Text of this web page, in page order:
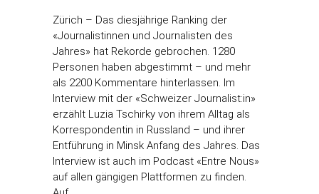
Zürich – Das diesjährige Ranking der
«Journalistinnen und Journalisten des
Jahres» hat Rekorde gebrochen. 1280
Personen haben abgestimmt – und mehr
als 2200 Kommentare hinterlassen. Im
Interview mit der «Schweizer Journalist:in»
erzählt Luzia Tschirky von ihrem Alltag als
Korrespondentin in Russland – und ihrer
Entführung in Minsk Anfang des Jahres. Das
Interview ist auch im Podcast «Entre Nous»
auf allen gängigen Plattformen zu finden.